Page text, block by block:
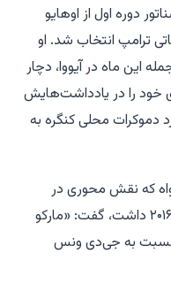
دوره اول از اوهایو
ترامپ انتخاب شد. او
این ماه در آیووا، دچار
خود را در یادداشت‌هایش
دموکرات محلی کنگره به
که نقش محوری در
کمپین ریاست‌جمهوری روبیو در سال ۲۰۱۶ داشت، گفت: «مارکو
نسبت به جی‌دی ونس